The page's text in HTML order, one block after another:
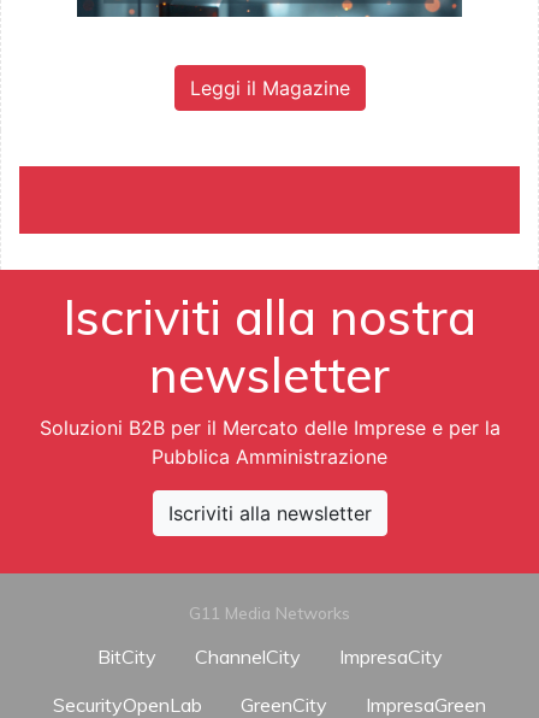
Leggi il Magazine
Iscriviti alla nostra
newsletter
Soluzioni B2B per il Mercato delle Imprese e per la
Pubblica Amministrazione
Iscriviti alla newsletter
G11 Media Networks
BitCity ChannelCity
ImpresaCity
SecurityOpenLab
GreenCity
ImpresaGreen